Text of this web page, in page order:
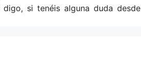
si tenéis alguna duda desde